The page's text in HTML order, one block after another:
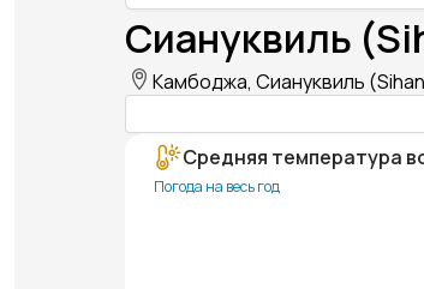
Сиануквиль
Камбоджа, Сиануквиль
Средняя температура
Погода на весь год